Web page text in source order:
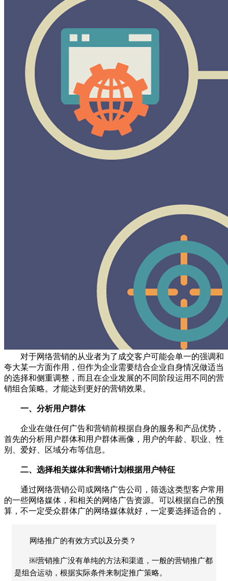
对于网络营销的从业者为了成交客户可能会单一的强调和
夸大某一方面作用，但作为企业需要结合企业自身情况做适当
的选择和侧重调整，而且在企业发展的不同阶段运用不同的营
销组合策略。才能达到更好的营销效果。
一、分析用户群体
企业在做任何广告和营销前根据自身的服务和产品优势，
首先的分析用户群体和用户群体画像，用户的年龄、职业、性
别、爱好、区域分布等信息。
二、选择相关媒体和营销计划根据用户特征
通过网络营销公司或网络广告公司，筛选这类型客户常用
的一些网络媒体，和相关的网络广告资源。可以根据自己的预
算，不一定受众群体广的网络媒体就好，一定要选择适合的，
网络推广的有效方式以及分类？
￼营销推广没有单纯的方法和渠道，一般的营销推广都
是组合运动，根据实际条件来制定推广策略。